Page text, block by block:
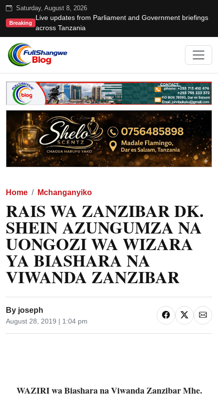
Saturday, August 8, 2026
Breaking
Live updates from Parliament and Government briefings
across Tanzania
Home Mchanganyiko
RAIS WA ZANZIBAR DK.
SHEIN AZUNGUMZA NA
UONGOZI WA WIZARA
YA BIASHARA NA
VIWANDA ZANZIBAR
By joseph
August 28, 2019 | 1:04 pm
WAZIRI wa Biashara na Viwanda Zanzibar Mhe.